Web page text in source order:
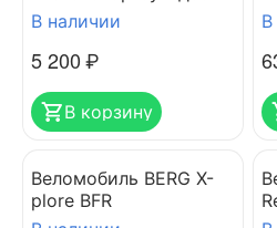
гусеничный HUINA
В наличии
5 200₽
В корзину
В
Веломобиль BERG X-
plore BFR